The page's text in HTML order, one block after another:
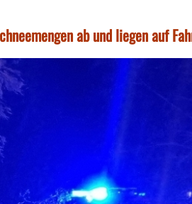
ab und liegen auf